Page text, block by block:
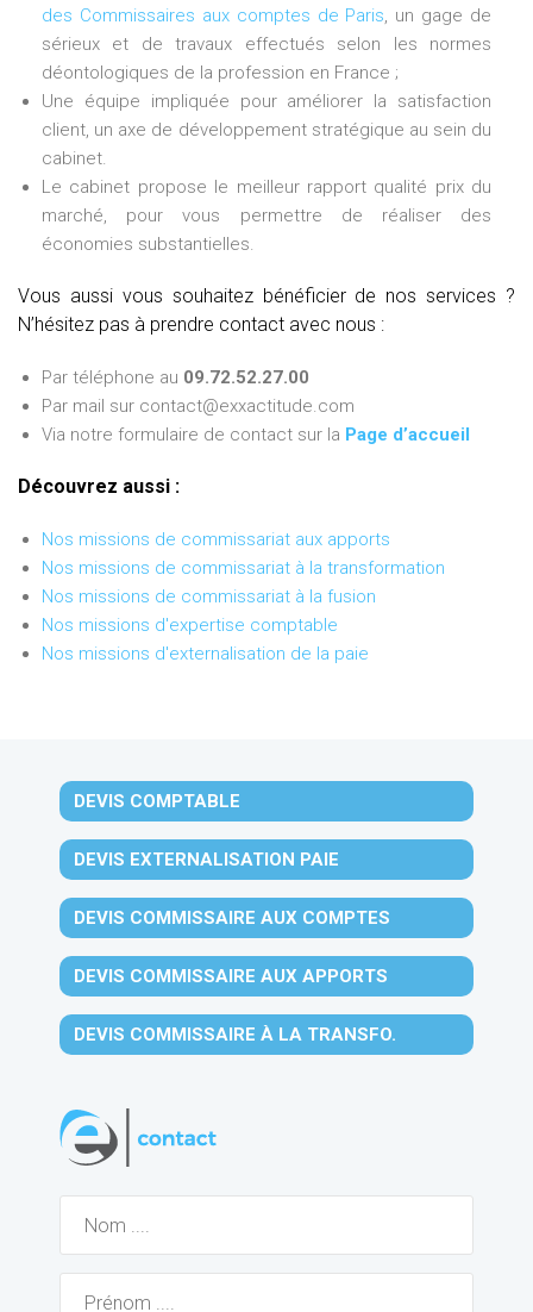
des Commissaires aux comptes de Paris, un gage de
sérieux et de travaux effectués selon les normes
déontologiques de la profession en France ;
Une équipe impliquée pour améliorer la satisfaction
client, un axe de développement stratégique au sein du
cabinet.
Le cabinet propose le meilleur rapport qualité prix du
marché, pour vous permettre de réaliser des
économies substantielles.
Vous aussi vous souhaitez bénéficier de nos services ?
N’hésitez pas à prendre contact avec nous :
Par téléphone au 09.72.52.27.00
Par mail sur contact@exxactitude.com
Via notre formulaire de contact sur la Page d’accueil
Découvrez aussi :
Nos missions de commissariat aux apports
Nos missions de commissariat à la transformation
Nos missions de commissariat à la fusion
Nos missions d'expertise comptable
Nos missions d'externalisation de la paie
DEVIS COMPTABLE
DEVIS EXTERNALISATION PAIE
DEVIS COMMISSAIRE AUX COMPTES
DEVIS COMMISSAIRE AUX APPORTS
DEVIS COMMISSAIRE À LA TRANSFO.